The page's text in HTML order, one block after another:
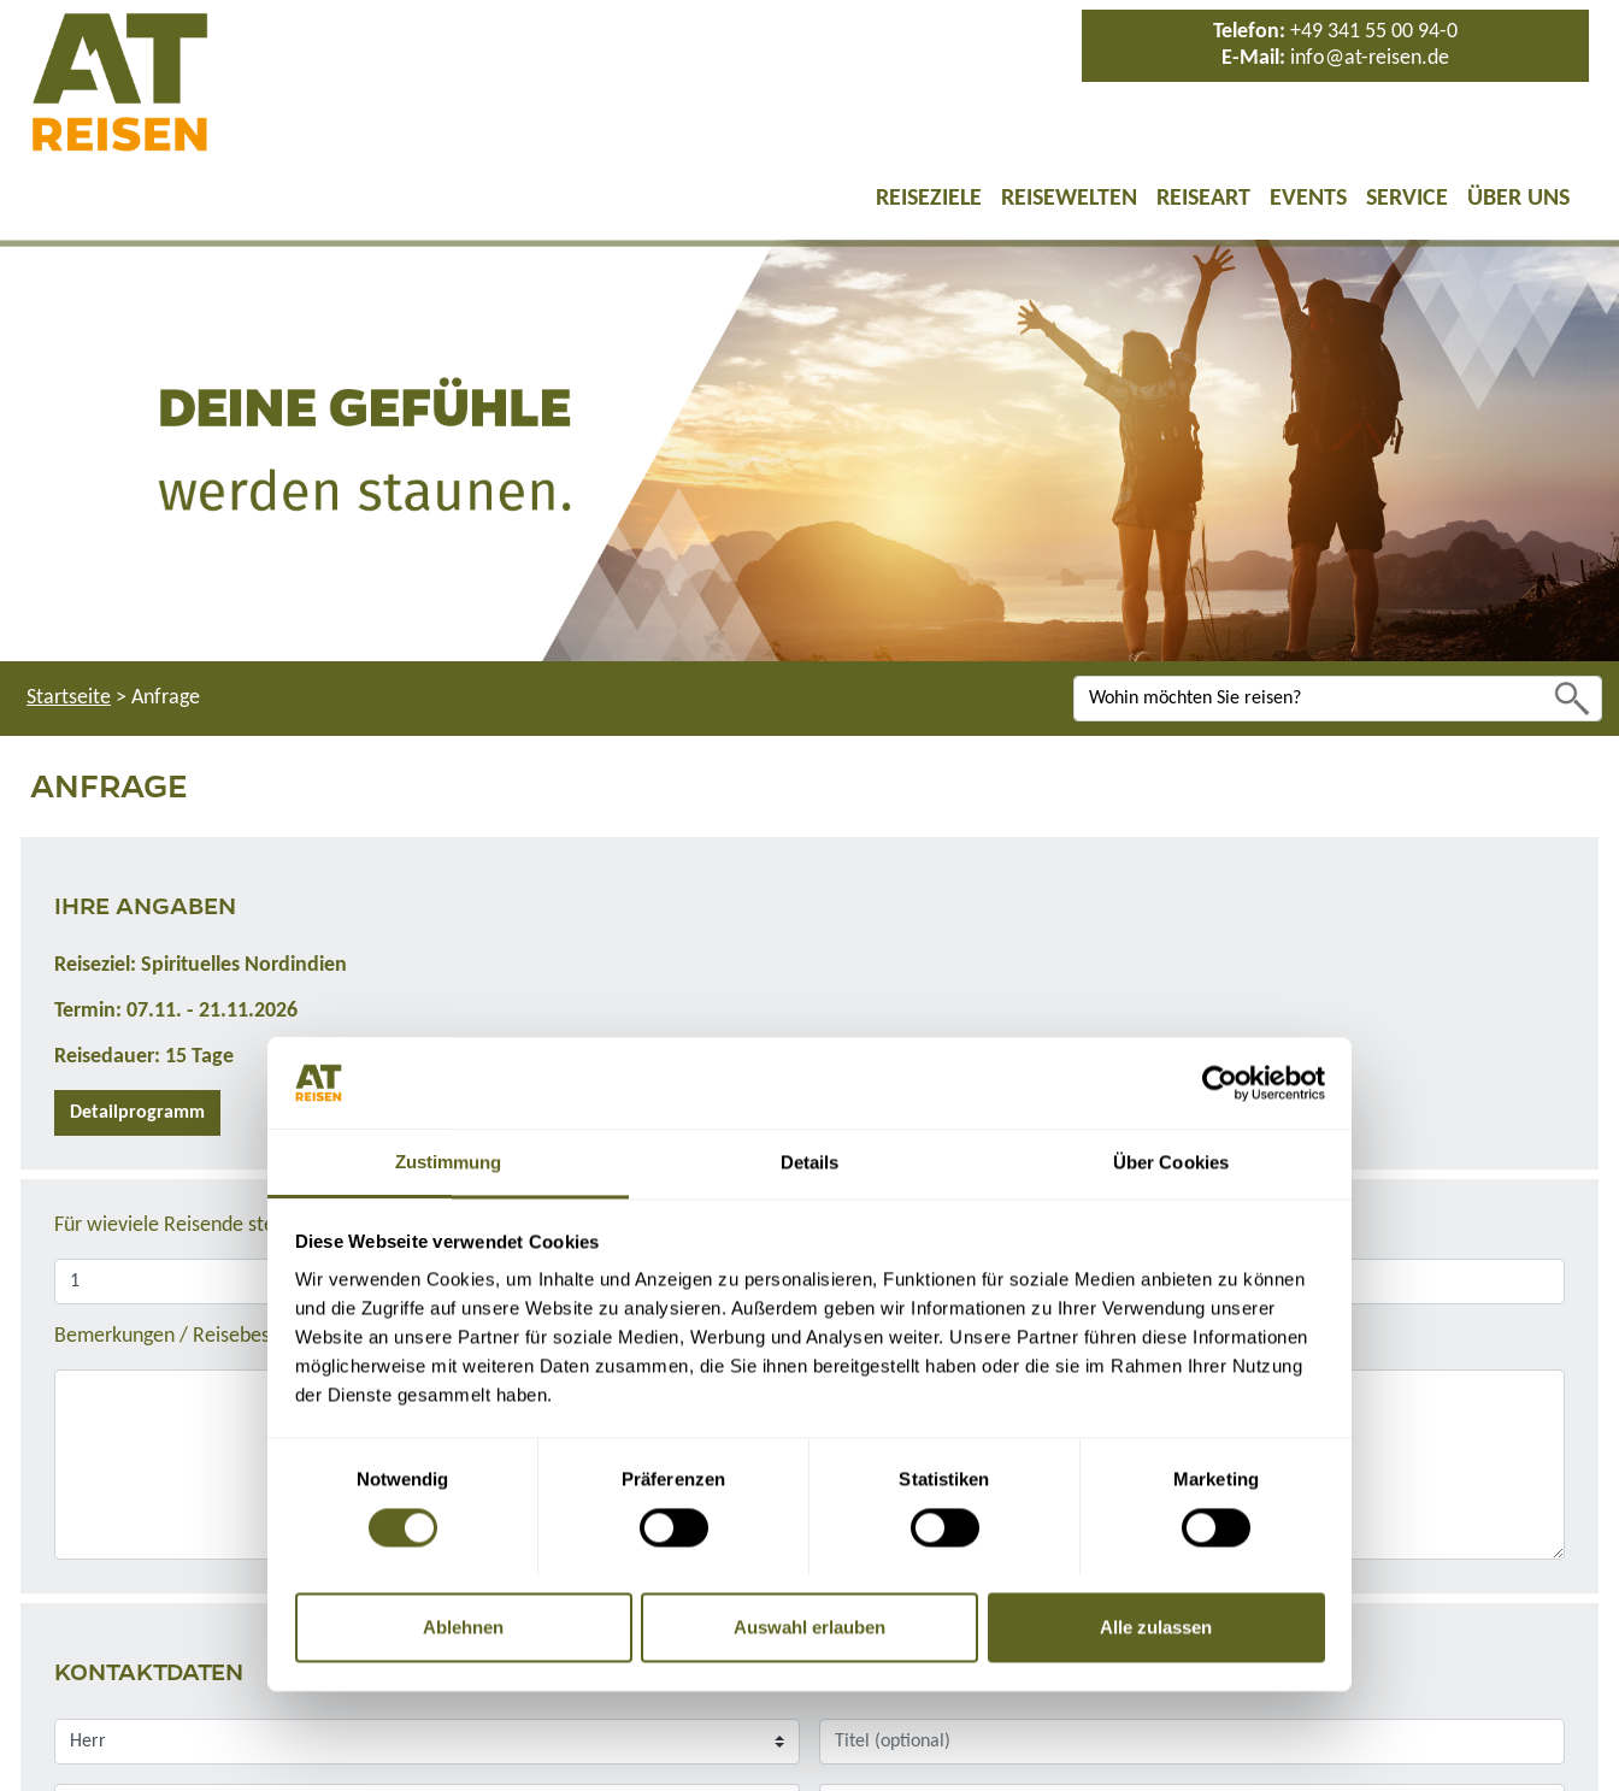
Zustimmung Details Über Cookies
Diese Webseite verwendet Cookies
Wir verwenden Cookies, um Inhalte und Anzeigen zu personalisieren, Funktionen für soziale Medien anbieten zu können
und die Zugriffe auf unsere Website zu analysieren. Außerdem geben wir Informationen zu Ihrer Verwendung unserer
Website an unsere Partner für soziale Medien, Werbung und Analysen weiter. Unsere Partner führen diese Informationen
möglicherweise mit weiteren Daten zusammen, die Sie ihnen bereitgestellt haben oder die sie im Rahmen Ihrer Nutzung
der Dienste gesammelt haben.
Notwendig
Präferenzen Statistiken Marketing
Ablehnen Auswahl erlauben Alle zulassen
Telefon: +49 341 55 00 94-0
E-Mail: info@at-reisen.de
REISEZIELE REISEWELTEN REISEART EVENTS SERVICE ÜBER UNS
Startseite > Anfrage
ANFRAGE
IHRE ANGABEN
Reiseziel: Spirituelles Nordindien
Termin: 07.11. - 21.11.2026
Reisedauer: 15 Tage
Detailprogramm
Für wieviele Reisende stellen Sie die Anfrage?
Bemerkungen / Reisebeschreibung
KONTAKTDATEN